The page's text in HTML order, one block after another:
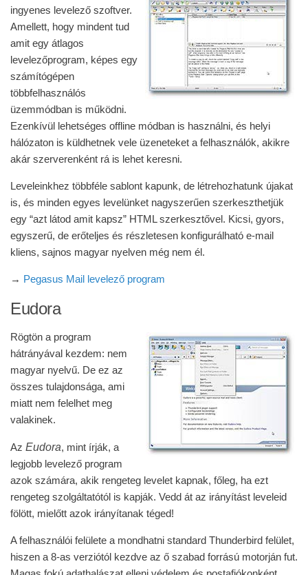
ingyenes levelező szoftver.
Amellett, hogy mindent tud
amit egy átlagos
levelezőprogram, képes egy
számítógépen
többfelhasználós
üzemmódban is működni.
Ezenkívül lehetséges offline módban is használni, és helyi
hálózaton is küldhetnek vele üzeneteket a felhasználók, akikre
akár szerverenként rá is lehet keresni.
Leveleinkhez többféle sablont kapunk, de létrehozhatunk újakat
is, és minden egyes levelünket nagyszerűen szerkeszthetjük
egy “azt látod amit kapsz” HTML szerkesztővel. Kicsi, gyors,
egyszerű, de erőteljes és részletesen konfigurálható e-mail
kliens, sajnos magyar nyelven még nem él.
→ Pegasus Mail levelező program
Eudora
Rögtön a program
hátrányával kezdem: nem
magyar nyelvű. De ez az
összes tulajdonsága, ami
miatt nem felelhet meg
valakinek.
Az Eudora, mint írják, a
legjobb levelező program
azok számára, akik rengeteg levelet kapnak, főleg, ha ezt
rengeteg szolgáltatótól is kapják. Vedd át az irányítást leveleid
fölött, mielőtt azok irányítanak téged!
A felhasználói felülete a mondhatni standard Thunderbird felület,
hiszen a 8-as verziótól kezdve az ő szabad forrású motorján fut.